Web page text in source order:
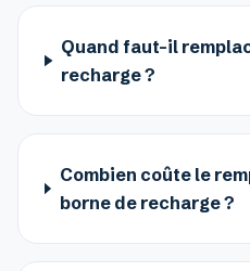
Quand faut-il
recharge ?
Combien coûte le
borne de recharge ?